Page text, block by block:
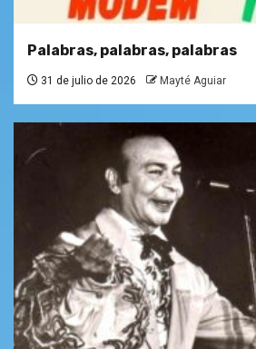
Palabras, palabras, palabras
31 de julio de 2026 Mayté Aguiar